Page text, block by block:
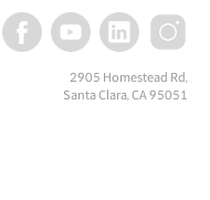
땅에 노를 저어보지 않으면
기 때문입니다.
2905 Homestead Rd,
Santa Clara, CA 95051